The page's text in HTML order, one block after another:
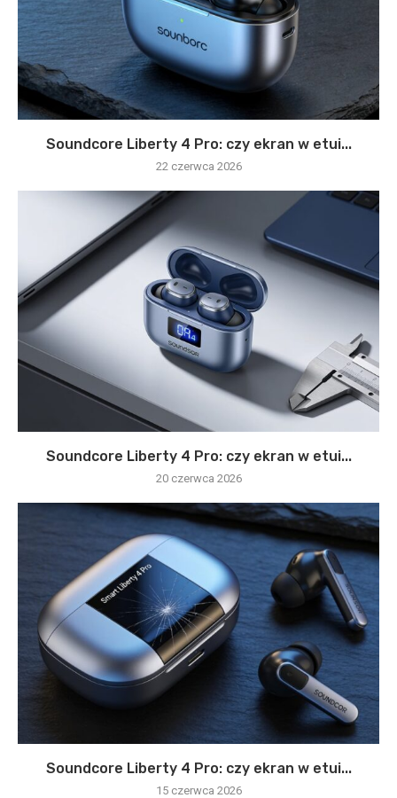
Soundcore Liberty 4 Pro: czy ekran w etui...
22 czerwca 2026
Soundcore Liberty 4 Pro: czy ekran w etui...
20 czerwca 2026
Soundcore Liberty 4 Pro: czy ekran w etui...
15 czerwca 2026